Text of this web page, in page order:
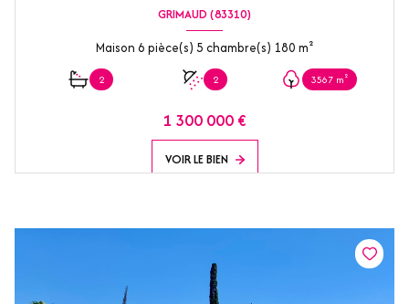
GRIMAUD (83310)
Maison 6 pièce(s) 5 chambre(s) 180 m²
2 2 3567 m²
1 300 000 €
VOIR LE BIEN